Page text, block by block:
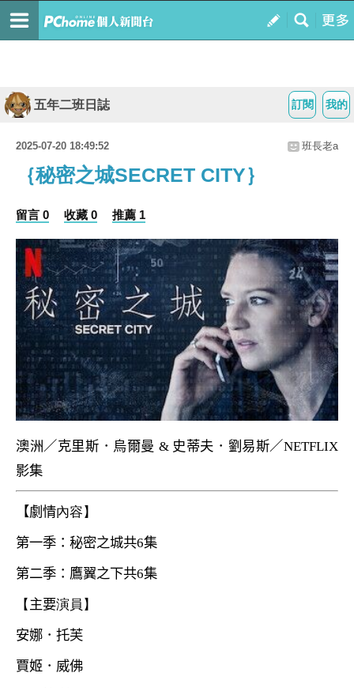
我的
訂閱
五年二班日誌
2025-07-20 18:49:52 班長老a
｛秘密之城SECRET CITY｝
留言 0 收藏 0 推薦 1
澳洲／克里斯．烏爾曼 & 史蒂夫．劉易斯／NETFLIX
影集
【劇情內容】
第一季：秘密之城共6集
第二季：鷹翼之下共6集
【 主要演員】
安娜．托芙
賈姬．威佛